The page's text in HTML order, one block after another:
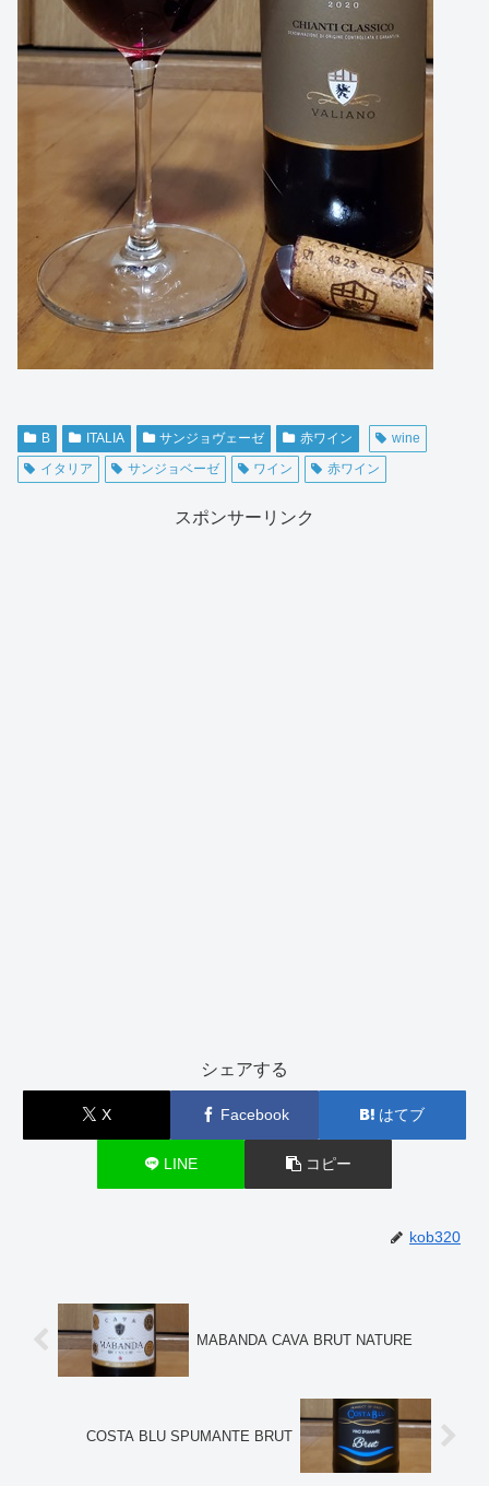
B ITALIA サンジョヴェーゼ 赤ワイン
wine
イタリア
サンジョベーゼ ワイン 赤ワイン
スポンサーリンク
シェアする
X Facebook はてブ
LINE コピー
kob320
MABANDA CAVA BRUT NATURE
COSTA BLU SPUMANTE BRUT